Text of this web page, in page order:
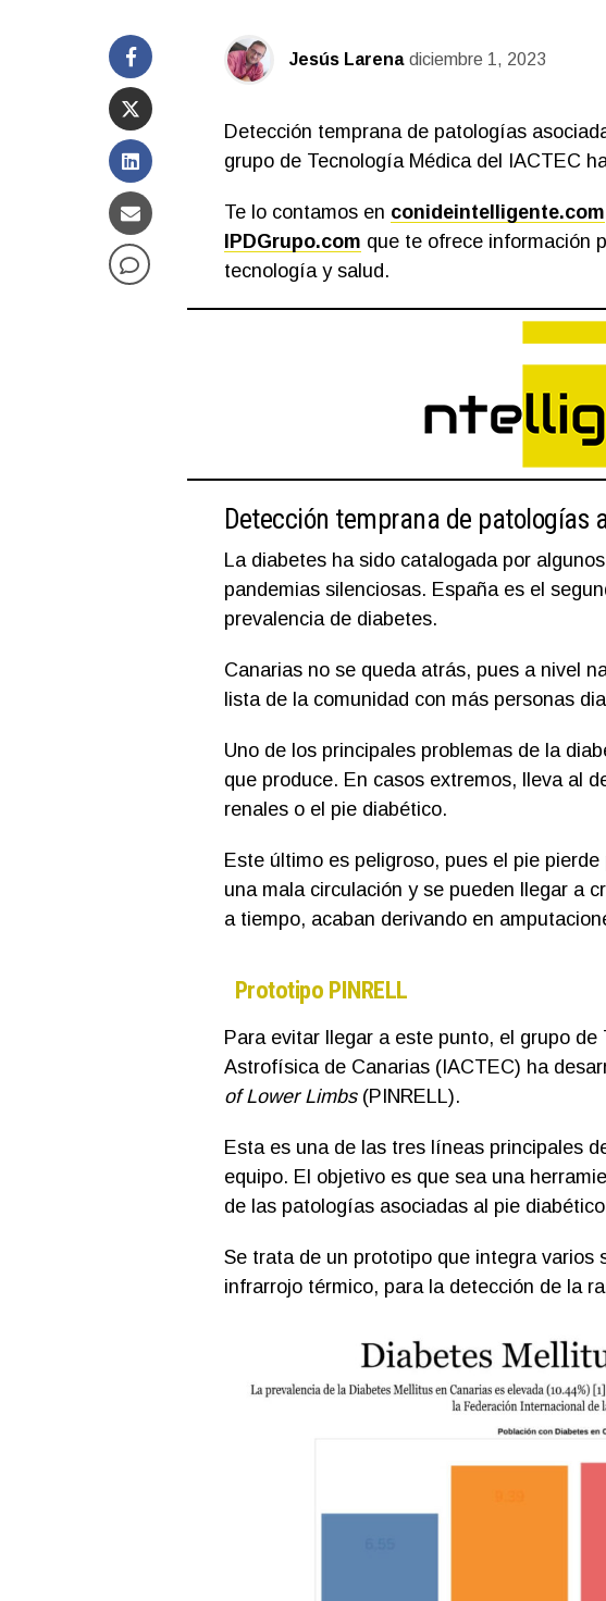
Jesús Larena diciembre 1, 2023
Detección temprana de patologías
grupo de Tecnología Médica del IACTEC
Te lo contamos en conideintelligente.com
IPDGrupo.com que te ofrece información
tecnología y salud.
Detección temprana de patologías
La diabetes ha sido catalogada por
pandemias silenciosas. España es el
prevalencia de diabetes.
Canarias no se queda atrás, pues a nivel
lista de la comunidad con más personas
Uno de los principales problemas de la
que produce. En casos extremos, lleva al
renales o el pie diabético.
Este último es peligroso, pues el pie
una mala circulación y se pueden llegar a
a tiempo, acaban derivando en
Prototipo PINRELL
Para evitar llegar a este punto, el grupo
Astrofísica de Canarias (IACTEC) ha
of Lower Limbs(PINRELL).
Esta es una de las tres líneas principales
equipo. El objetivo es que sea una
de las patologías asociadas al pie
Se trata de un prototipo que integra varios
infrarrojo térmico, para la detección de la